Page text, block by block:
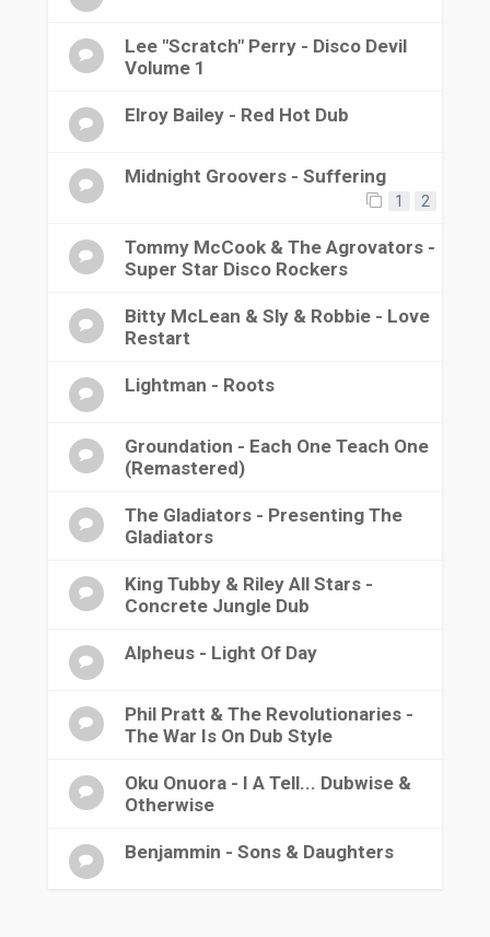
Lee "Scratch" Perry - Disco Devil
Volume 1
Elroy Bailey - Red Hot Dub
Midnight Groovers - Suffering
1 2
Tommy McCook & The Agrovators -
Super Star Disco Rockers
Bitty McLean & Sly & Robbie - Love
Restart
Lightman - Roots
Groundation - Each One Teach One
(Remastered)
The Gladiators - Presenting The
Gladiators
King Tubby & Riley All Stars -
Concrete Jungle Dub
Alpheus - Light Of Day
Phil Pratt & The Revolutionaries -
The War Is On Dub Style
Oku Onuora - I A Tell... Dubwise &
Otherwise
Benjammin - Sons & Daughters